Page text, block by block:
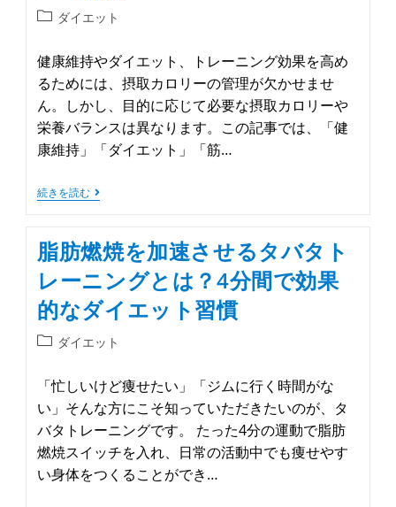
ダイエット
健康維持やダイエット、トレーニング効果を高め
るためには、摂取カロリーの管理が欠かせませ
ん。しかし、目的に応じて必要な摂取カロリーや
栄養バランスは異なります。この記事では、「健
康維持」「ダイエット」「筋…
続きを読む
脂肪燃焼を加速させるタバタト
レーニングとは？4分間で効果
的なダイエット習慣
ダイエット
「忙しいけど痩せたい」「ジムに行く時間がな
い」そんな方にこそ知っていただきたいのが、タ
バタトレーニングです。 たった4分の運動で脂肪
燃焼スイッチを入れ、日常の活動中でも痩せやす
い身体をつくることができ…